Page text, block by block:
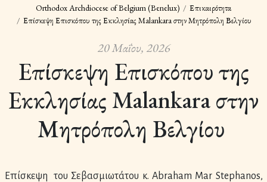
Orthodox Archdiocese of Belgium (Benelux)
Επικαιρότητα
Επίσκεψη Επισκόπου της Εκκλησίας Malankara στην Μητρόπολη Βελγίου
20 Μαΐου, 2026
Επίσκεψη Επισκόπου της
Εκκλησίας Malankara στην
Μητρόπολη Βελγίου
Επίσκεψη του Σεβασμιωτάτου κ. Abraham Mar Stephanos,